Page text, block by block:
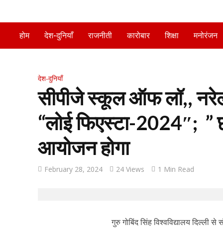
होम देश-दुनियाँ राजनीती कारोबार शिक्षा मनोरंजन
देश-दुनियाँ
सीपीजे स्कूल ऑफ लॉ,,
“लोई फिएस्टा-2024″; ”
आयोजन होगा
February 28, 2024 24 Views 1 Min Read
गुरु गोबिंद सिंह विश्वविद्यालय